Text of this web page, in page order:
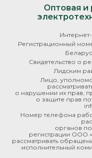
Оптовая и
Регистрационный
Свидетельство о
Лидским
Лицо,
о нарушении их прав,
о защите прав
Номер телефона
органов
регистрации ООО
рассматривать
исполнительный